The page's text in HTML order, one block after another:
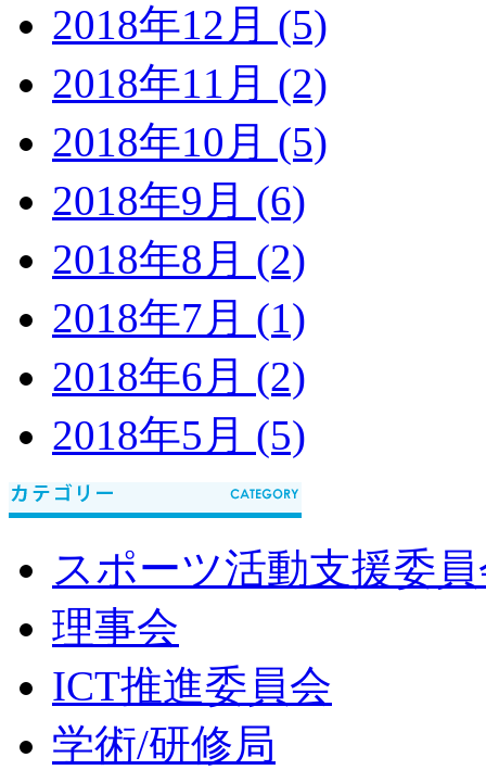
2018年12月 (5)
2018年11月 (2)
2018年10月 (5)
2018年9月 (6)
2018年8月 (2)
2018年7月 (1)
2018年6月 (2)
2018年5月 (5)
スポーツ活動支援委
理事会
ICT推進委員会
学術/研修局